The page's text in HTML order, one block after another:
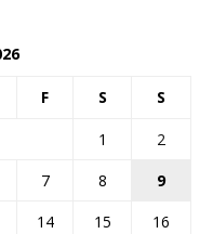
F S S
1
2
7 8
9
14 15
16